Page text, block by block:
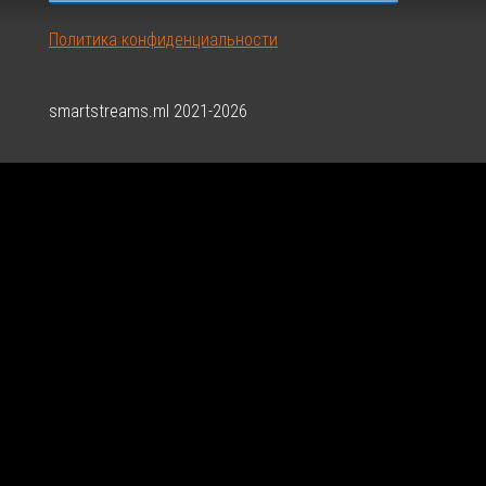
Политика конфиденциальности
smartstreams.ml 2021-2026